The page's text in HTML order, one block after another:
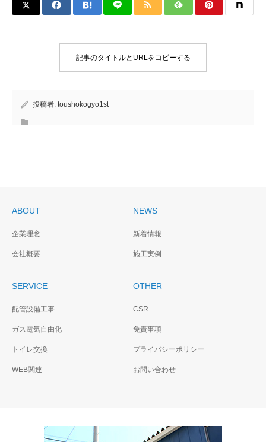
記事のタイトルとURLをコピーする
投稿者: toushokogyo1st
ABOUT
企業理念
会社概要
NEWS
新着情報
施工実例
SERVICE
配管設備工事
ガス電気自由化
トイレ交換
WEB関連
OTHER
CSR
免責事項
プライバシーポリシー
お問い合わせ